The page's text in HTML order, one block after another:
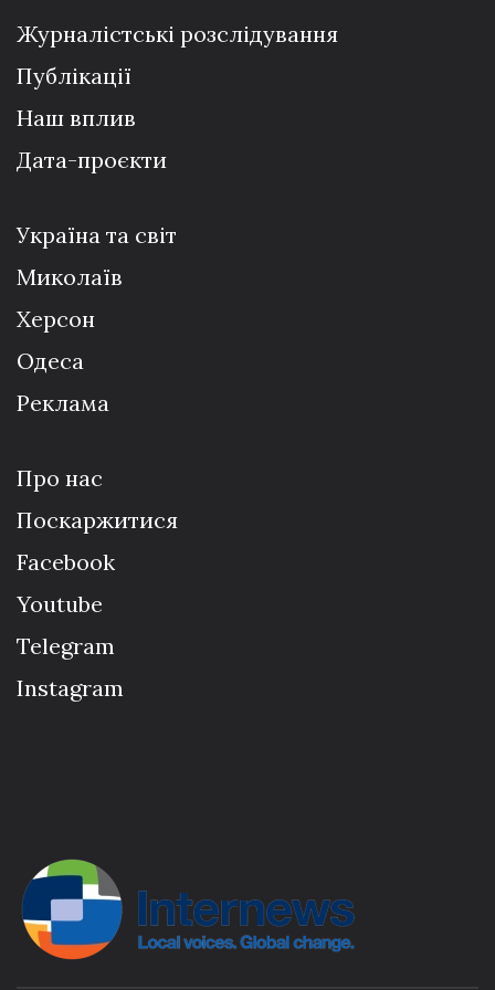
Журналістські розслідування
Публікації
Наш вплив
Дата-проєкти
Україна та світ
Миколаїв
Херсон
Одеса
Реклама
Про нас
Поскаржитися
Facebook
Youtube
Telegram
Instagram